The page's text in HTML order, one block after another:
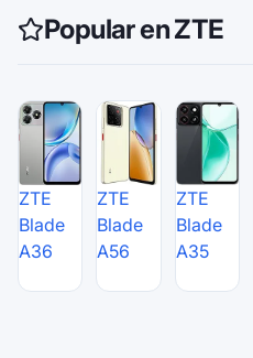
Popular en ZTE
ZTE
Blade
A36
ZTE
Blade
A56
ZTE
Blade
A35